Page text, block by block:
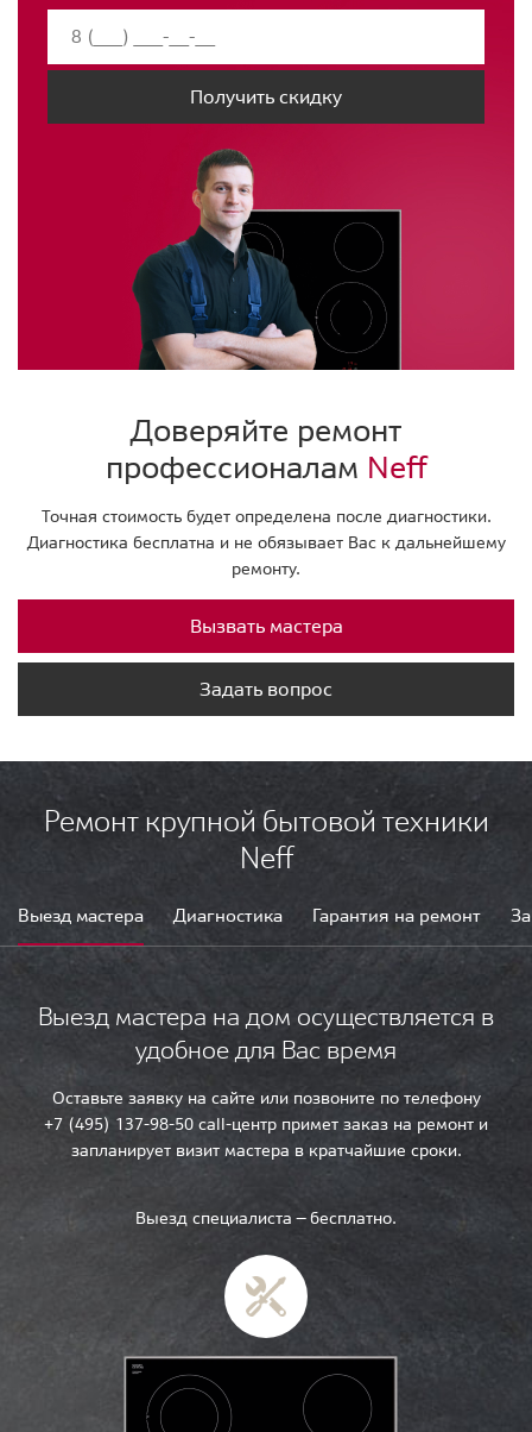
Получить скидку
Доверяйте ремонт
профессионалам Neff
Точная стоимость будет определена после диагностики.
Диагностика бесплатна и не обязывает Вас к дальнейшему
ремонту.
Вызвать мастера
Задать вопрос
Ремонт крупной бытовой техники
Neff
Выезд мастера Диагностика Гарантия на ремонт
Выезд мастера на дом осуществляется в
удобное для Вас время
Оставьте заявку на сайте или позвоните по телефону
+7 (495) 137-98-50 call-центр примет заказ на ремонт и
запланирует визит мастера в кратчайшие сроки.
Выезд специалиста — бесплатно.